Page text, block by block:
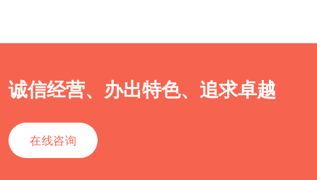
诚信经营、办出特色、追求卓越
在线咨询